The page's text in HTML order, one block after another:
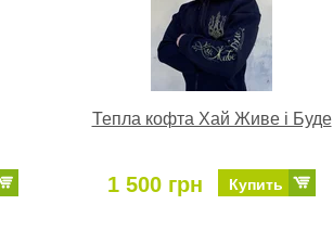
Тепла кофта Хай Живе і Буде
1 500 грн Купить